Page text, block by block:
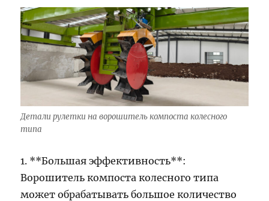
Детали рулетки на ворошитель компоста колесного
типа
1. **Большая эффективность**:
Ворошитель компоста колесного типа
может обрабатывать большое количество